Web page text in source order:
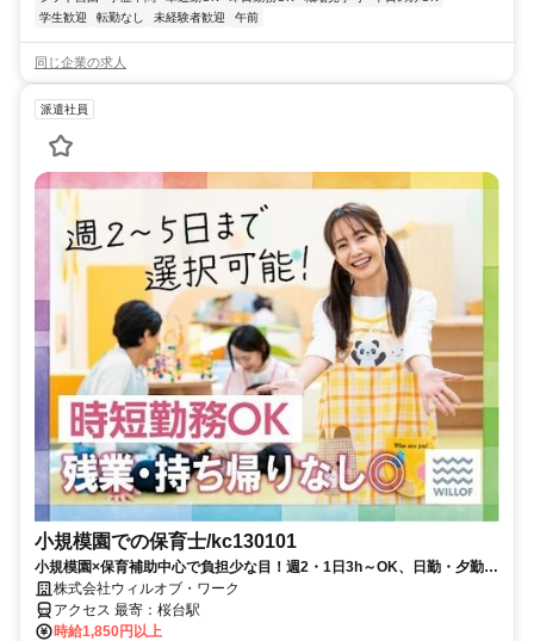
学生歓迎
転勤なし 未経験者歓迎 午前
同じ企業の求人
派遣社員
小規模園での保育士/kc130101
小規模園×保育補助中心で負担少な目！週2・1日3h～OK、日勤・夕勤等
の選択可！ミドルシニアも
株式会社ウィルオブ・ワーク
アクセス 最寄：桜台駅
時給1,850円以上